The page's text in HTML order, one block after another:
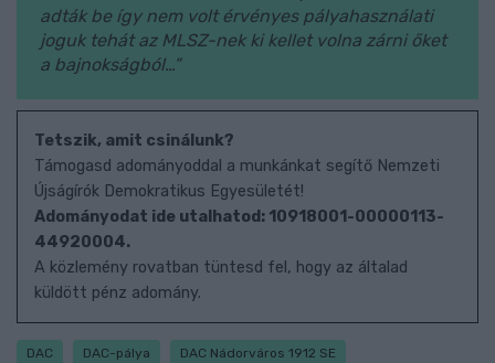
adták be így nem volt érvényes pályahasználati
joguk tehát az MLSZ-nek ki kellet volna zárni őket
a bajnokságból…”
Tetszik, amit csinálunk?
Támogasd adományoddal a munkánkat segítő Nemzeti
Újságírók Demokratikus Egyesületét!
Adományodat ide utalhatod: 10918001-00000113-
44920004.
A közlemény rovatban tüntesd fel, hogy az általad
küldött pénz adomány.
DAC DAC-pálya DAC Nádorváros 1912 SE